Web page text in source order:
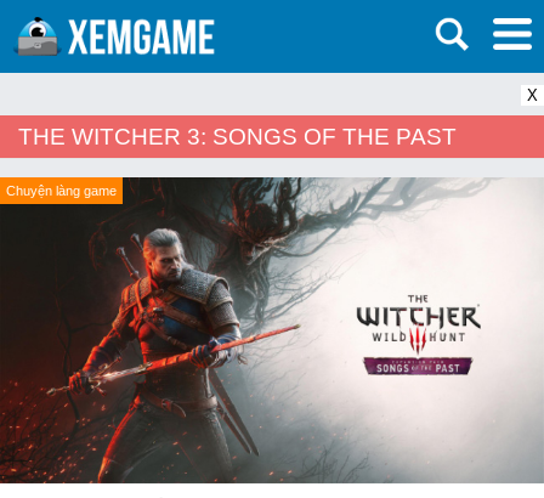
X
THE WITCHER 3: SONGS OF THE PAST
Chuyện làng game